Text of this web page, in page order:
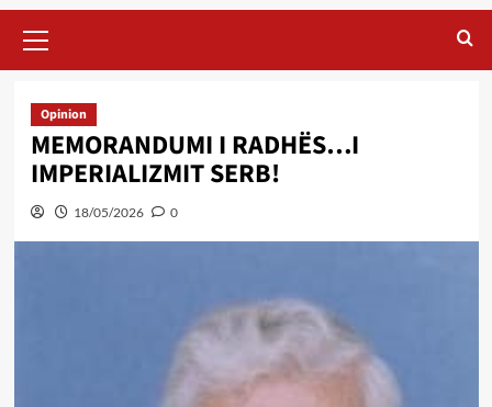
Menu
Opinion
MEMORANDUMI I RADHËS…I
IMPERIALIZMIT SERB!
18/05/2026 0